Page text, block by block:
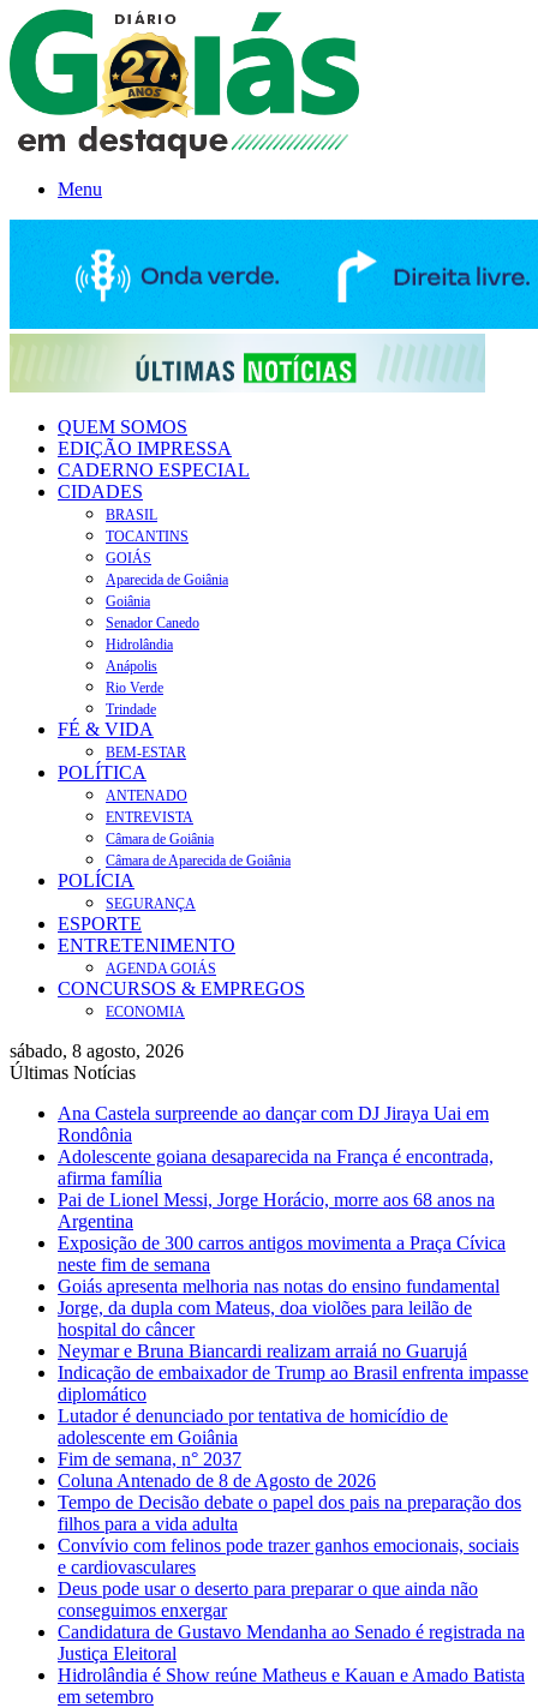
Menu
QUEM SOMOS
EDIÇÃO IMPRESSA
CADERNO ESPECIAL
CIDADES
BRASIL
TOCANTINS
GOIÁS
Aparecida de Goiânia
Goiânia
Senador Canedo
Hidrolândia
Anápolis
Rio Verde
Trindade
FÉ & VIDA
BEM-ESTAR
POLÍTICA
ANTENADO
ENTREVISTA
Câmara de Goiânia
Câmara de Aparecida de Goiânia
POLÍCIA
SEGURANÇA
ESPORTE
ENTRETENIMENTO
AGENDA GOIÁS
CONCURSOS & EMPREGOS
ECONOMIA
sábado, 8 agosto, 2026
Últimas Notícias
Ana Castela surpreende ao dançar com DJ Jiraya Uai em
Rondônia
Adolescente goiana desaparecida na França é encontrada,
afirma família
Pai de Lionel Messi, Jorge Horácio, morre aos 68 anos na
Argentina
Exposição de 300 carros antigos movimenta a Praça Cívica
neste fim de semana
Goiás apresenta melhoria nas notas do ensino fundamental
Jorge, da dupla com Mateus, doa violões para leilão de
hospital do câncer
Neymar e Bruna Biancardi realizam arraiá no Guarujá
Indicação de embaixador de Trump ao Brasil enfrenta impasse
diplomático
Lutador é denunciado por tentativa de homicídio de
adolescente em Goiânia
Fim de semana, n° 2037
Coluna Antenado de 8 de Agosto de 2026
Tempo de Decisão debate o papel dos pais na preparação dos
filhos para a vida adulta
Convívio com felinos pode trazer ganhos emocionais, sociais
e cardiovasculares
Deus pode usar o deserto para preparar o que ainda não
conseguimos enxergar
Candidatura de Gustavo Mendanha ao Senado é registrada na
Justiça Eleitoral
Hidrolândia é Show reúne Matheus e Kauan e Amado Batista
em setembro